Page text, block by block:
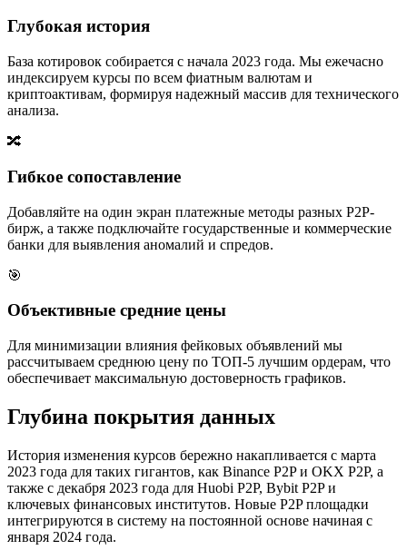
Глубокая история
База котировок собирается с начала 2023 года. Мы ежечасно
индексируем курсы по всем фиатным валютам и
криптоактивам, формируя надежный массив для технического
анализа.
🔀
Гибкое сопоставление
Добавляйте на один экран платежные методы разных P2P-
бирж, а также подключайте государственные и коммерческие
банки для выявления аномалий и спредов.
🎯
Объективные средние цены
Для минимизации влияния фейковых объявлений мы
рассчитываем среднюю цену по ТОП-5 лучшим ордерам, что
обеспечивает максимальную достоверность графиков.
Глубина покрытия данных
История изменения курсов бережно накапливается с марта
2023 года для таких гигантов, как Binance P2P и OKX P2P, а
также с декабря 2023 года для Huobi P2P, Bybit P2P и
ключевых финансовых институтов. Новые P2P площадки
интегрируются в систему на постоянной основе начиная с
января 2024 года.